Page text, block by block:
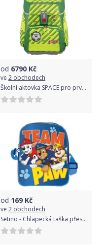
od 6790 Kč
ve 2 obchodech
Školní aktovka SPACE pro prvňáčky - 5-dílný set, Step by Step NEON Fotbal, certifikát AGR
od 169 Kč
ve 2 obchodech
Setino - Chlapecká taška přes rameno Tlapková patrola Paw Patrol - TEAM PAW / 21 x 15 x 8 cm